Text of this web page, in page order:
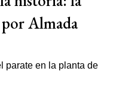
Almada